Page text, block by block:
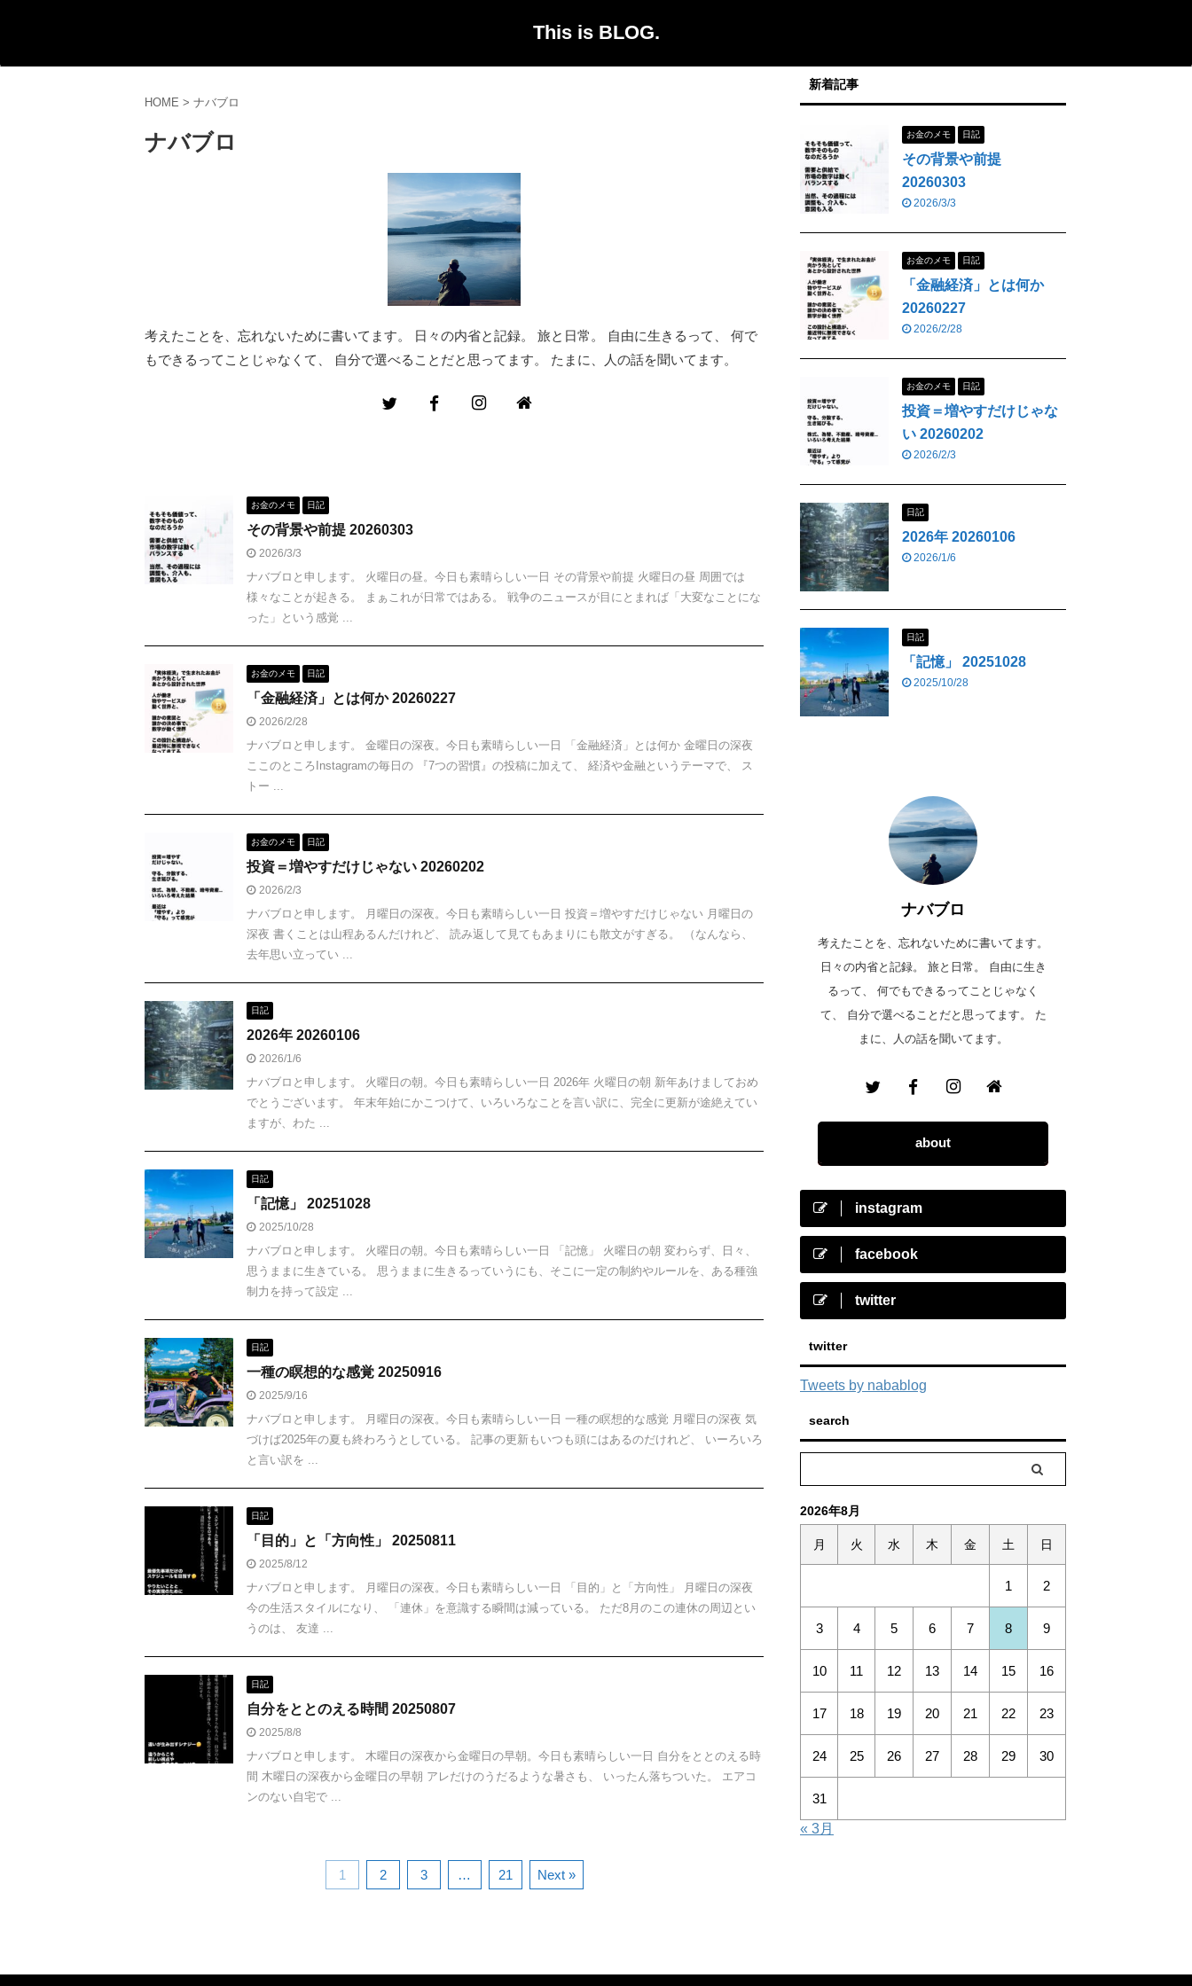
This is BLOG.
HOME > ナバブロ
ナバブロ
考えたことを、忘れないために書いてます。 日々の内省と記録。 旅と日常。 自由に生きるって、 何で
もできるってことじゃなくて、 自分で選べることだと思ってます。 たまに、人の話を聞いてます。
お金のメモ 日記
その背景や前提 20260303
2026/3/3
ナバブロと申します。 火曜日の昼。今日も素晴らしい一日 その背景や前提 火曜日の昼 周囲では
様々なことが起きる。 まぁこれが日常ではある。 戦争のニュースが目にとまれば「大変なことにな
った」という感覚 ...
お金のメモ 日記
「金融経済」とは何か 20260227
2026/2/28
ナバブロと申します。 金曜日の深夜。今日も素晴らしい一日 「金融経済」とは何か 金曜日の深夜
ここのところInstagramの毎日の 『7つの習慣』の投稿に加えて、 経済や金融というテーマで、 ス
トー ...
お金のメモ 日記
投資＝増やすだけじゃない 20260202
2026/2/3
ナバブロと申します。 月曜日の深夜。今日も素晴らしい一日 投資＝増やすだけじゃない 月曜日の
深夜 書くことは山程あるんだけれど、 読み返して見てもあまりにも散文がすぎる。 （なんなら、
去年思い立ってい ...
日記
2026年 20260106
2026/1/6
ナバブロと申します。 火曜日の朝。今日も素晴らしい一日 2026年 火曜日の朝 新年あけましておめ
でとうございます。 年末年始にかこつけて、いろいろなことを言い訳に、完全に更新が途絶えてい
ますが、わた ...
日記
「記憶」 20251028
2025/10/28
ナバブロと申します。 火曜日の朝。今日も素晴らしい一日 「記憶」 火曜日の朝 変わらず、日々、
思うままに生きている。 思うままに生きるっていうにも、そこに一定の制約やルールを、ある種強
制力を持って設定 ...
日記
一種の瞑想的な感覚 20250916
2025/9/16
ナバブロと申します。 月曜日の深夜。今日も素晴らしい一日 一種の瞑想的な感覚 月曜日の深夜 気
づけば2025年の夏も終わろうとしている。 記事の更新もいつも頭にはあるのだけれど、 いーろいろ
と言い訳を ...
日記
「目的」と「方向性」 20250811
2025/8/12
ナバブロと申します。 月曜日の深夜。今日も素晴らしい一日 「目的」と「方向性」 月曜日の深夜
今の生活スタイルになり、 「連休」を意識する瞬間は減っている。 ただ8月のこの連休の周辺とい
うのは、 友達 ...
日記
自分をととのえる時間 20250807
2025/8/8
ナバブロと申します。 木曜日の深夜から金曜日の早朝。今日も素晴らしい一日 自分をととのえる時
間 木曜日の深夜から金曜日の早朝 アレだけのうだるような暑さも、 いったん落ちついた。 エアコ
ンのない自宅で ...
1 2 3 … 21 Next »
新着記事
お金のメモ 日記
その背景や前提
20260303
2026/3/3
お金のメモ 日記
「金融経済」とは何か
20260227
2026/2/28
お金のメモ 日記
投資＝増やすだけじゃな
い 20260202
2026/2/3
日記
2026年 20260106
2026/1/6
日記
「記憶」 20251028
2025/10/28
ナバブロ
考えたことを、忘れないために書いてます。
日々の内省と記録。 旅と日常。 自由に生き
るって、 何でもできるってことじゃなく
て、 自分で選べることだと思ってます。 た
まに、人の話を聞いてます。
about
instagram
facebook
twitter
twitter
Tweets by nabablog
search
2026年8月
月 火 水 木 金 土 日
1 2
3 4 5 6 7 8 9
10 11 12 13 14 15 16
17 18 19 20 21 22 23
24 25 26 27 28 29 30
31
« 3月